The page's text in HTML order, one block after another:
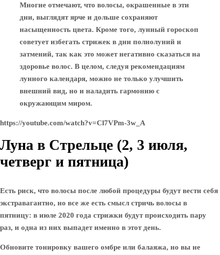
Многие отмечают, что волосы, окрашенные в эти
дни, выглядят ярче и дольше сохраняют
насыщенность цвета. Кроме того, лунный гороскоп
советует избегать стрижек в дни полнолуний и
затмений, так как это может негативно сказаться на
здоровье волос. В целом, следуя рекомендациям
лунного календаря, можно не только улучшить
внешний вид, но и наладить гармонию с
окружающим миром.
https://youtube.com/watch?v=Cl7VPm-3w_A
Луна в Стрельце (2, 3 июля,
четверг и пятница)
Есть риск, что волосы после любой процедуры будут вести себя
экстравагантно, но все же есть смысл стричь волосы в
пятницу: в июле 2020 года стрижки будут происходить пару
раз, и одна из них выпадет именно в этот день.
Обновите тонировку вашего омбре или балаяжа, но вы не